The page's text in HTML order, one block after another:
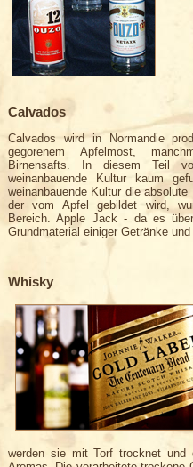
Calvados
Calvados wird in Normandie
gegorenem Apfelmost,
Birnensafts. In diesem Teil
weinanbauende Kultur kaum
weinanbauende Kultur die
der vom Apfel gebildet wird,
Bereich. Apple Jack - da es
Grundmaterial einiger Getränke
Whisky
werden sie mit Torf trocknet